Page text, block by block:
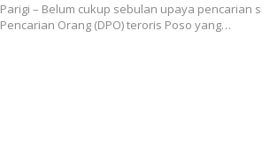
Parigi – Belum cukup sebulan upaya pencarian
Pencarian Orang (DPO) teroris Poso yang…